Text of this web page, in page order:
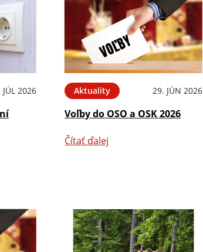
JÚL 2026 Aktuality 29. JÚN 2026
Voľby do OSO a OSK 2026
Čítať ďalej